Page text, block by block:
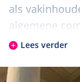
als
algemene
en
Lees verder